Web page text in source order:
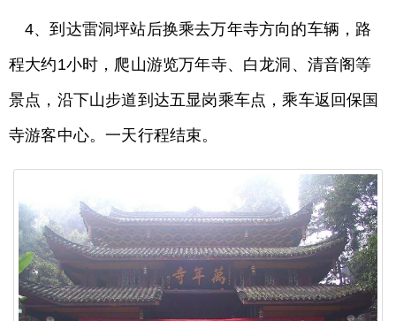
4、到达雷洞坪站后换乘去万年寺方向的车辆，路
程大约1小时，爬山游览万年寺、白龙洞、清音阁等
景点，沿下山步道到达五显岗乘车点，乘车返回保国
寺游客中心。一天行程结束。